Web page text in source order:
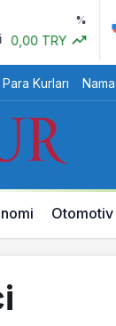
Kurları
Otomotiv